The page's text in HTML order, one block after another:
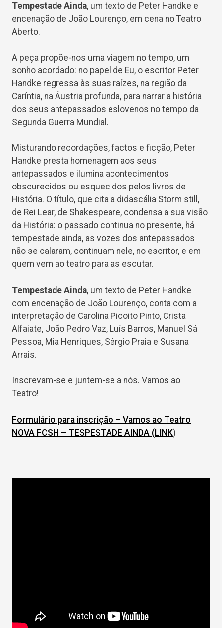
Tempestade Ainda, um texto de Peter Handke e
encenação de João Lourenço, em cena no Teatro
Aberto.
A peça propõe-nos uma viagem no tempo, um
sonho acordado: no papel de Eu, o escritor Peter
Handke regressa às suas raízes, na região da
Caríntia, na Áustria profunda, para narrar a história
dos seus antepassados eslovenos no tempo da
Segunda Guerra Mundial.
Misturando recordações, factos e ficção, Peter
Handke presta homenagem aos seus
antepassados e ilumina acontecimentos
obscurecidos ou esquecidos pelos livros de
História. O título, que cita a didascália Storm still ,
de Rei Lear, de Shakespeare, condensa a sua visão
da História: o passado continua no presente, há
tempestade ainda, as vozes dos antepassados
não se calaram, continuam nele, no escritor, e em
quem vem ao teatro para as escutar.
Tempestade Ainda, um texto de Peter Hand ke
com encenação de João Lourenço, conta com a
interpretação de Carolina Picoito Pinto, Crista
Alfaiate, João Pedro Vaz, Luís Barros, Manuel Sá
Pessoa, Mia Henriques, Sérgio Praia e Susana
Arrais.
Inscrevam-se e juntem-se a nós. Vamos ao
Teatro!
Formulário para inscrição – Vamos ao Teatro
NOVA FCSH – TESPESTADE AINDA (LINK)